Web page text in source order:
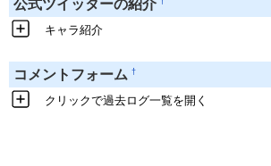
公式ツイッターの紹介
キャラ紹介
コメントフォーム †
クリックで過去ログ一覧を開く